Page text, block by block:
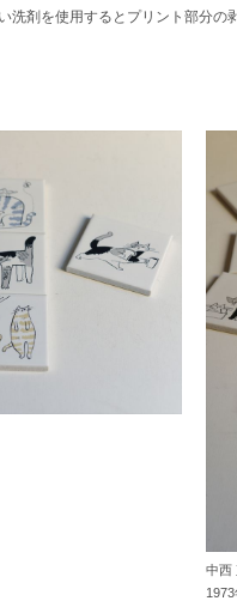
洗剤を使用するとプリント部分
中